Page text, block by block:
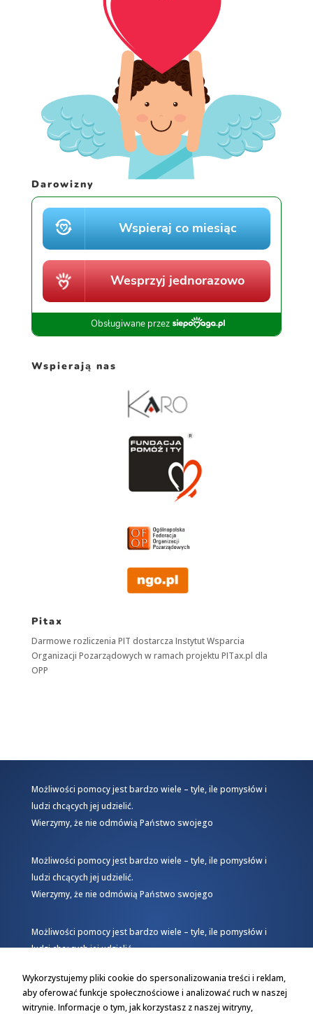
Darowizny
Wspierają nas
Pitax
Darmowe rozliczenia PIT dostarcza Instytut Wsparcia
Organizacji Pozarządowych w ramach projektu PITax.pl dla
OPP
Możliwości pomocy jest bardzo wiele – tyle, ile pomysłów i
ludzi chcących jej udzielić.
Wierzymy, że nie odmówią Państwo swojego
Możliwości pomocy jest bardzo wiele – tyle, ile pomysłów i
ludzi chcących jej udzielić.
Wierzymy, że nie odmówią Państwo swojego
Możliwości pomocy jest bardzo wiele – tyle, ile pomysłów i
ludzi chcących jej udzielić.
Wykorzystujemy pliki cookie do spersonalizowania treści i reklam,
aby oferować funkcje społecznościowe i analizować ruch w naszej
witrynie. Informacje o tym, jak korzystasz z naszej witryny,